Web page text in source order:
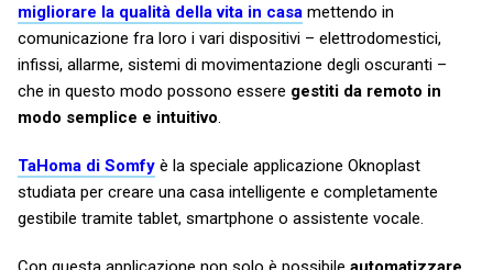
migliorare la qualità della vita in casa mettendo in
comunicazione fra loro i vari dispositivi – elettrodomestici,
infissi, allarme, sistemi di movimentazione degli oscuranti –
che in questo modo possono essere gestiti da remoto in
modo semplice e intuitivo.
TaHoma di Somfy è la speciale applicazione Oknoplast
studiata per creare una casa intelligente e completamente
gestibile tramite tablet, smartphone o assistente vocale.